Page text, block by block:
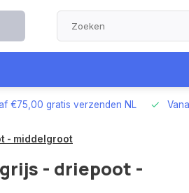
€75,00 gratis verzenden NL
- middelgroot
- driepoot -